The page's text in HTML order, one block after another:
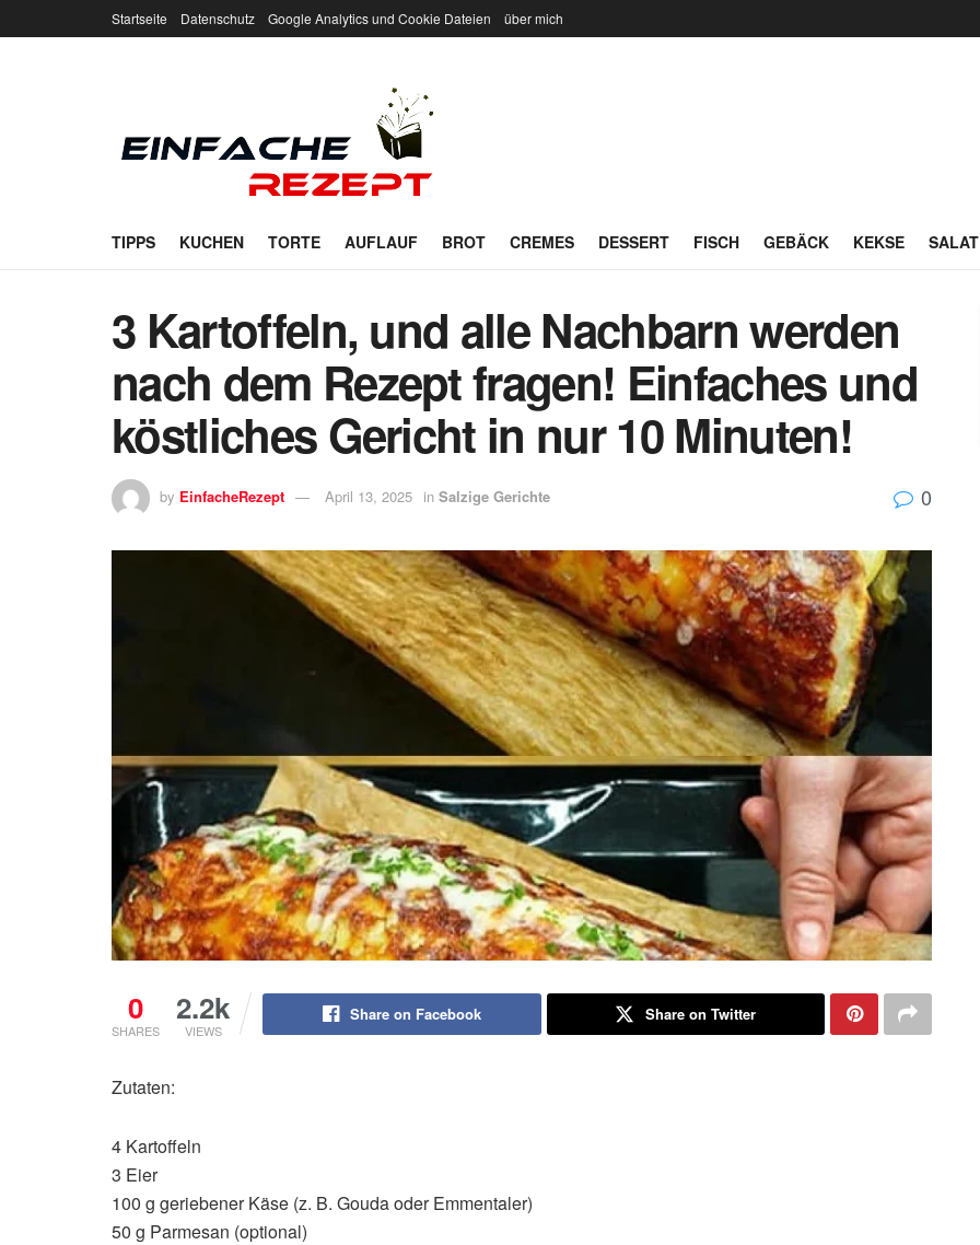
Startseite Datenschutz Google Analytics und Cookie Dateien über mich
TIPPS KUCHEN TORTE AUFLAUF BROT CREMES DESSERT FISCH GEBÄCK KEKSE SALAT
3 Kartoffeln, und alle Nachbarn werden
nach dem Rezept fragen! Einfaches und
köstliches Gericht in nur 10 Minuten!
by EinfacheRezept April 13, 2025 in Salzige Gerichte 0
0
SHARES
2.2k
VIEWS
Share on Facebook Share on Twitter
Zutaten:
4 Kartoffeln
3 Eier
100 g geriebener Käse (z. B. Gouda oder Emmentaler)
50 g Parmesan (optional)